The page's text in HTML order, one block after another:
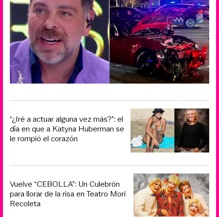
“¿Iré a actuar alguna vez más?”: el
día en que a Katyna Huberman se
le rompió el corazón
Vuelve “CEBOLLA”: Un Culebrón
para llorar de la risa en Teatro Mori
Recoleta